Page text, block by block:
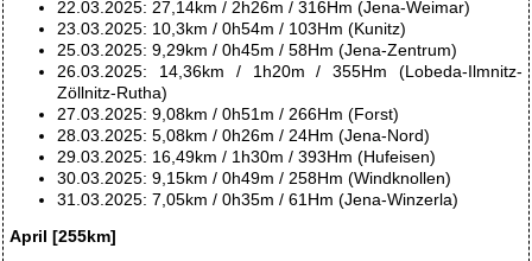
22.03.2025: 27,14km / 2h26m / 316Hm (Jena-Weimar)
23.03.2025: 10,3km / 0h54m / 103Hm (Kunitz)
25.03.2025: 9,29km / 0h45m / 58Hm (Jena-Zentrum)
26.03.2025: 14,36km / 1h20m / 355Hm (Lobeda-Ilmnitz-
Zöllnitz-Rutha)
27.03.2025: 9,08km / 0h51m / 266Hm (Forst)
28.03.2025: 5,08km / 0h26m / 24Hm (Jena-Nord)
29.03.2025: 16,49km / 1h30m / 393Hm (Hufeisen)
30.03.2025: 9,15km / 0h49m / 258Hm (Windknollen)
31.03.2025: 7,05km / 0h35m / 61Hm (Jena-Winzerla)
April [255km]